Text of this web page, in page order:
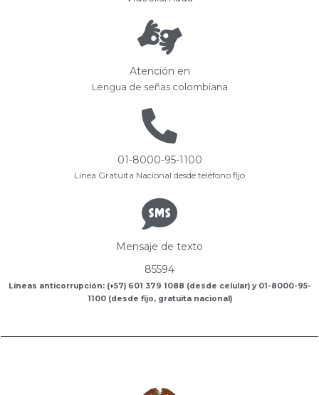
Atención en
Lengua de señas colombiana
01-8000-95-1100
Línea Gratuita Nacional desde teléfono fijo
Mensaje de texto
85594
Líneas anticorrupción: (+57) 601 379 1088 (desde celular) y 01-8000-95-
1100 (desde fijo, gratuita nacional)